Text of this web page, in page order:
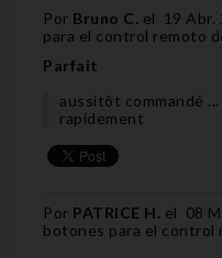
Por Bruno C. el 19 Abr.
para el control remoto
Parfait
aussitôt commandé
rapidement
Por PATRICE H. el 08
botones para el control